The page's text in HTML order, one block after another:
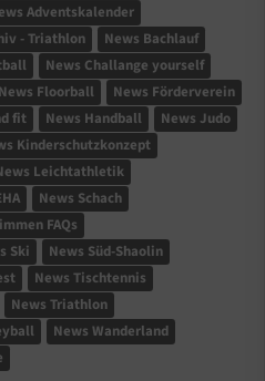
Adventskalender
- Triathlon
News Bachlauf
News Challange yourself
News Floorball
News Förderverein
fit News Handball
News Judo
Kinderschutzkonzept
Leichtathletik
News Schach
FAQs
Ski
News Süd-Shaolin
News Tischtennis
News Triathlon
News Wanderland